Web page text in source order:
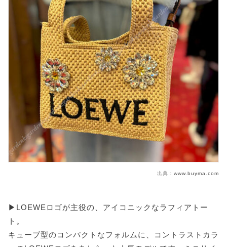
出典： www.buyma.com
▶LOEWEロゴが主役の、アイコニックなラフィアトー
ト。
キューブ型のコンパクトなフォルムに、コントラストカラ